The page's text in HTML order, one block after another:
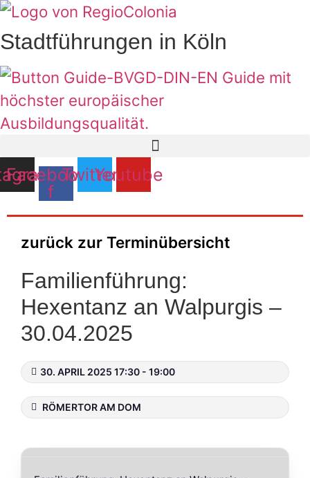
Zum
Inhalt
Stadtführungen in Köln
Facebook-
f
TwitterYoutube
zurück zur Terminübersicht
Familienführung:
Hexentanz an Walpurgis –
30.04.2025
30. APRIL 2025 17:30 - 19:00
RÖMERTOR AM DOM